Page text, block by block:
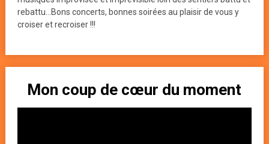
rebattu...Bons concerts, bonnes soirées au plaisir de vous y
croiser et recroiser !!!
Mon coup de cœur du moment